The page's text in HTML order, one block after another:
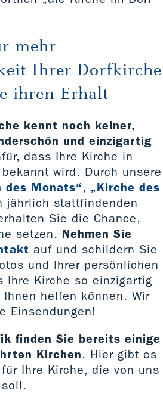
mehr
Ihrer Dorfkirche
ihren Erhalt
kennt noch keiner,
und einzigartig
dass Ihre Kirche in
wird. Durch unsere
des Monats“, „Kirche des
jährlich stattfindenden
Sie die Chance,
setzen. Nehmen Sie
auf und schildern Sie
und Ihrer persönlichen
Ihre Kirche so einzigartig
helfen können. Wir
Einsendungen!
finden Sie bereits einige
Kirchen. Hier gibt es
Ihre Kirche, die von uns
soll.